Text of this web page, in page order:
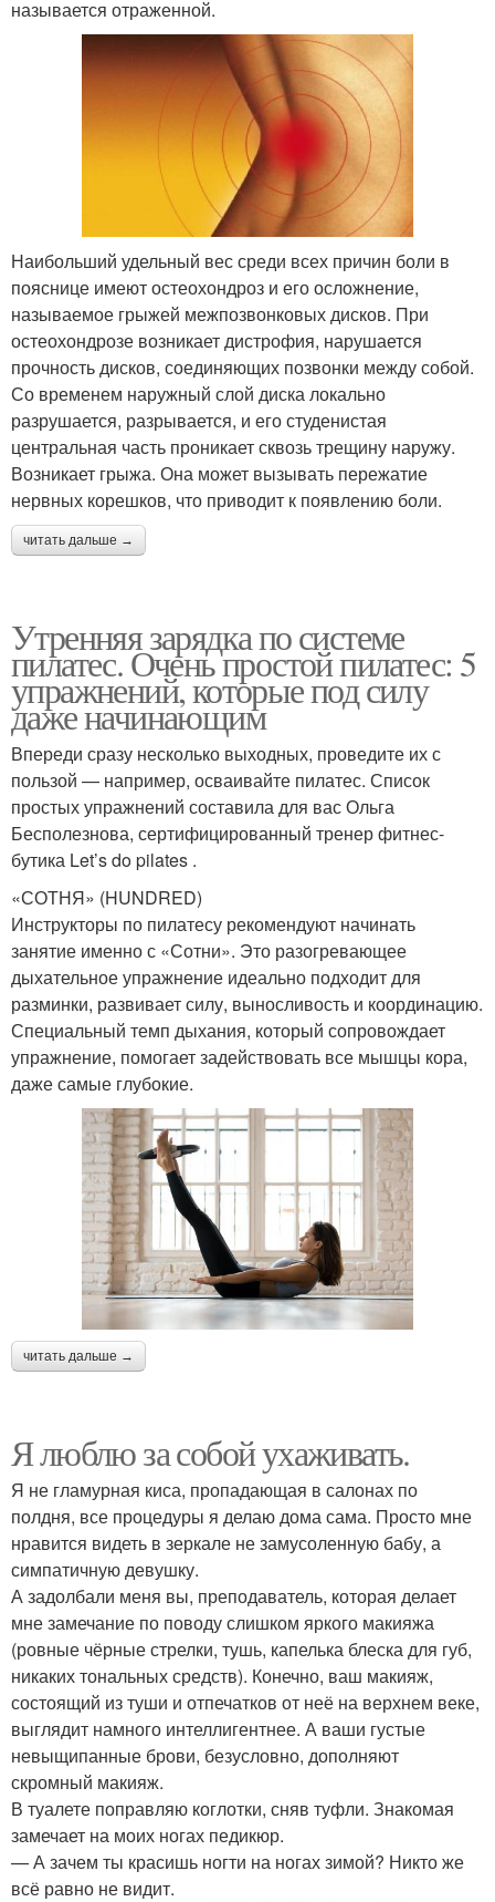
называется отраженной.
Наибольший удельный вес среди всех причин боли в
пояснице имеют остеохондроз и его осложнение,
называемое грыжей межпозвонковых дисков. При
остеохондрозе возникает дистрофия, нарушается
прочность дисков, соединяющих позвонки между собой.
Со временем наружный слой диска локально
разрушается, разрывается, и его студенистая
центральная часть проникает сквозь трещину наружу.
Возникает грыжа. Она может вызывать пережатие
нервных корешков, что приводит к появлению боли.
читать дальше →
Утренняя зарядка по системе
пилатес. Очень простой пилатес: 5
упражнений, которые под силу
даже начинающим
Впереди сразу несколько выходных, проведите их с
пользой — например, осваивайте пилатес. Список
простых упражнений составила для вас Ольга
Бесполезнова, сертифицированный тренер фитнес-
бутика Let’s do pilates .
«СОТНЯ» (HUNDRED)
Инструкторы по пилатесу рекомендуют начинать
занятие именно с «Сотни». Это разогревающее
дыхательное упражнение идеально подходит для
разминки, развивает силу, выносливость и координацию.
Специальный темп дыхания, который сопровождает
упражнение, помогает задействовать все мышцы кора,
даже самые глубокие.
читать дальше →
Я люблю за собой ухаживать.
Я не гламурная киса, пропадающая в салонах по
полдня, все процедуры я делаю дома сама. Просто мне
нравится видеть в зеркале не замусоленную бабу, а
симпатичную девушку.
А задолбали меня вы, преподаватель, которая делает
мне замечание по поводу слишком яркого макияжа
(ровные чёрные стрелки, тушь, капелька блеска для губ,
никаких тональных средств). Конечно, ваш макияж,
состоящий из туши и отпечатков от неё на верхнем веке,
выглядит намного интеллигентнее. А ваши густые
невыщипанные брови, безусловно, дополняют
скромный макияж.
В туалете поправляю коглотки, сняв туфли. Знакомая
замечает на моих ногах педикюр.
— А зачем ты красишь ногти на ногах зимой? Никто же
всё равно не видит.